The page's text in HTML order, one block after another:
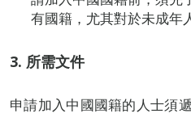
有國籍，尤其對於未成年
3. 所需文件
申請加入中國國籍的人士須